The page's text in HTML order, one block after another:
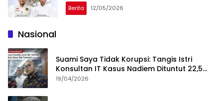
Berita 12/05/2026
Nasional
Suami Saya Tidak Korupsi: Tangis Istri
Konsultan IT Kasus Nadiem Dituntut 22,5
Tahun
19/04/2026